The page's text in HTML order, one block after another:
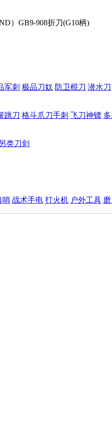
）GB9-908折刀(G10柄)
军刺 极品刀奴 防卫棍刀 潜水刀
跳刀 格斗爪刀手刺 飞刀神镖
另类刀剑
哨 战术手电 打火机 户外工具